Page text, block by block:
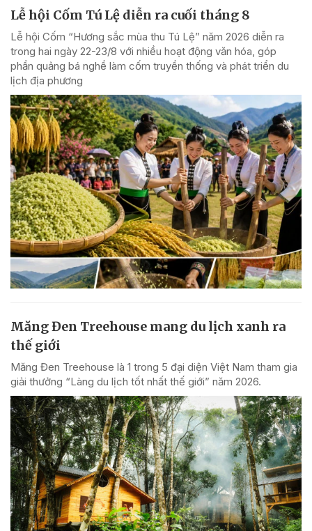
Lễ hội Cốm Tú Lệ diễn ra cuối tháng 8
Lễ hội Cốm “Hương sắc mùa thu Tú Lệ” năm 2026 diễn ra
trong hai ngày 22-23/8 với nhiều hoạt động văn hóa, góp
phần quảng bá nghề làm cốm truyền thống và phát triển du
lịch địa phương
Măng Đen Treehouse mang du lịch xanh ra
thế giới
Măng Đen Treehouse là 1 trong 5 đại diện Việt Nam tham gia
giải thưởng “Làng du lịch tốt nhất thế giới” năm 2026.